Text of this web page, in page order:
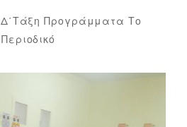
Δ΄τάξη Προγράμματα Το
Περιοδικό